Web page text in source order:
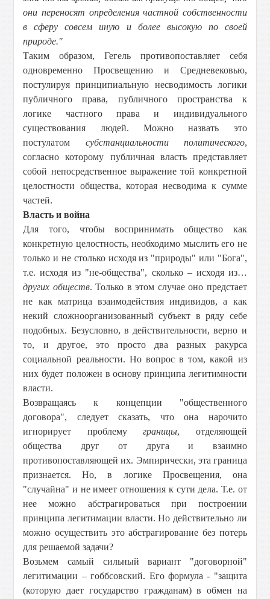
они переносят определения частной собственности
в сферу совсем иную и более высокую по своей
природе."
Таким образом, Гегель противопоставляет себя
одновременно Просвещению и Средневековью,
постулируя принципиальную несводимость логики
публичного права, публичного пространства к
логике частного права и индивидуального
существования людей. Можно назвать это
постулатом субстанциальности политического,
согласно которому публичная власть представляет
собой непосредственное выражение той конкретной
целостности общества, которая несводима к сумме
частей.
Власть и война
Для того, чтобы воспринимать общество как
конкретную целостность, необходимо мыслить его не
только и не столько исходя из "природы" или "Бога",
т.е. исходя из "не-общества", сколько – исходя из…
других обществ. Только в этом случае оно предстает
не как матрица взаимодействия индивидов, а как
некий сложноорганизованный субъект в ряду себе
подобных. Безусловно, в действительности, верно и
то, и другое, это просто два разных ракурса
социальной реальности. Но вопрос в том, какой из
них будет положен в основу принципа легитимности
власти.
Возвращаясь к концепции "общественного
договора", следует сказать, что она нарочито
игнорирует проблемуграницы, отделяющей
общества друг от друга и взаимно
противопоставляющей их. Эмпирически, эта граница
признается. Но, в логике Просвещения, она
"случайна" и не имеет отношения к сути дела. Т.е. от
нее можно абстрагироваться при построении
принципа легитимации власти. Но действительно ли
можно осуществить это абстрагирование без потерь
для решаемой задачи?
Возьмем самый сильный вариант "договорной"
легитимации – гоббсовский. Его формула - "защита
(которую дает государство гражданам) в обмен на